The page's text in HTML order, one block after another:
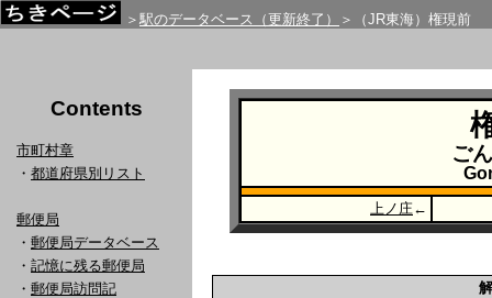
＞ 駅のデータベース（更新終了） ＞（JR東海）権現前
Contents
市町村章
・ 都道府県別リスト
郵便局
・ 郵便局データベース
・ 記憶に残る郵便局
・ 郵便局訪問記
ご
上ノ庄←